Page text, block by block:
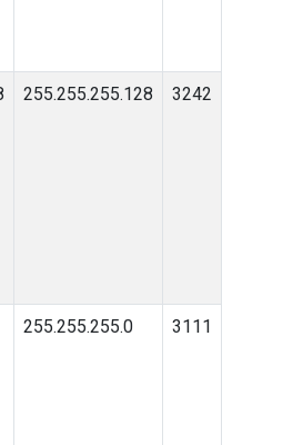
255.255.255.128 3242
255.255.255.0 3111